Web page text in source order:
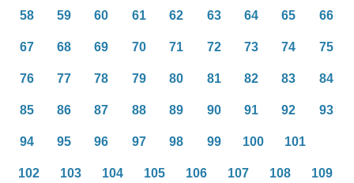
58 59 60 61 62 63 64 65 66
67 68 69 70 71 72 73 74 75
76 77 78 79 80 81 82 83 84
85 86 87 88 89 90 91 92 93
94 95 96 97 98 99 100 101
102 103 104 105 106 107 108 109